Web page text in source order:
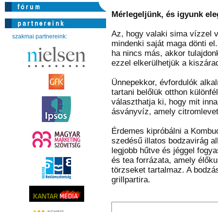
szakmai partnereink:
Mérlegeljünk, és igyunk
Az, hogy valaki sima vízzel
mindenki saját maga dönti
ha nincs más, akkor
ezzel elkerülhetjük a
Ünnepekkor, évfordulók
tartani belőlük otthon
választhatja ki, hogy mit
ásványvíz, amely
Érdemes kipróbálni a
szedésű illatos bodzavirág
legjobb hűtve és jéggel
és tea forrázata, amely
törzseket tartalmaz. A
grillpartira.